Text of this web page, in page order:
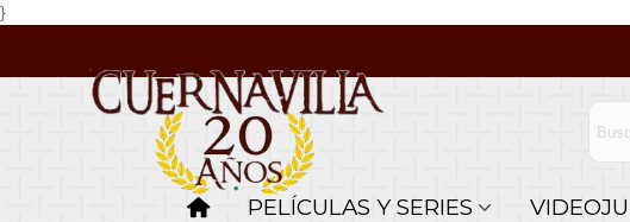
}
PELÍCULAS Y SERIES